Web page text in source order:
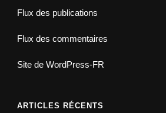
Flux des publications
Flux des commentaires
Site de WordPress-FR
ARTICLES RÉCENTS